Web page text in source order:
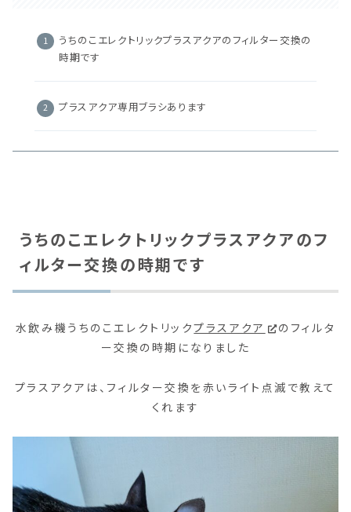
うちのこエレクトリックプラスアクアのフィルター交換の
時期です
プラスアクア専用ブラシあります
うちのこエレクトリックプラスアクアのフ
ィルター交換の時期です
水飲み機うちのこエレクトリックプラスアクア
のフィルタ
ー交換の時期になりました
プラスアクアは、フィルター交換を赤いライト点滅で教えて
くれます